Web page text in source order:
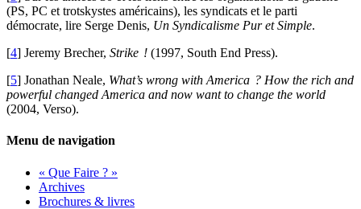
(PS, PC et trotskystes américains), les syndicats et le parti
démocrate, lire Serge Denis, Un Syndicalisme Pur et Simple.
[4] Jeremy Brecher, Strike ! (1997, South End Press).
[5] Jonathan Neale, What’s wrong with America ? How the rich and
powerful changed America and now want to change the world
(2004, Verso).
Menu de navigation
« Que Faire ? »
Archives
Brochures & livres